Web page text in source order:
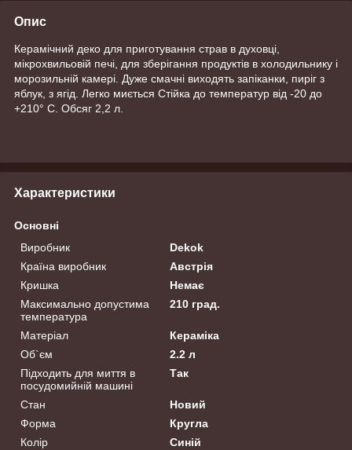
Опис
Керамічний деко для приготування страв в духовці,
мікрохвильовій печі, для зберігання продуктів в холодильнику і
морозильній камері. Дуже смачні виходять запіканки, пиріг з
яблук, з ягід. Легко миється Стійка до температур від -20 до
+210° С. Обсяг 2,2 л.
Характеристики
Основні
Виробник
Dekok
Країна виробник
Австрія
Кришка
Немає
Максимально допустима
температура
210 град.
Матеріал
Кераміка
Об`єм
2.2 л
Підходить для миття в
посудомийній машині
Так
Стан
Новий
Форма
Кругла
Колір
Синій